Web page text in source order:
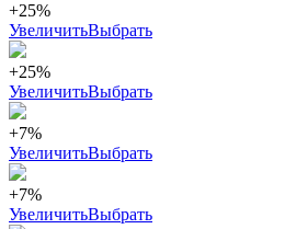
+25%
УвеличитьВыбрать
+25%
УвеличитьВыбрать
+7%
УвеличитьВыбрать
+7%
УвеличитьВыбрать